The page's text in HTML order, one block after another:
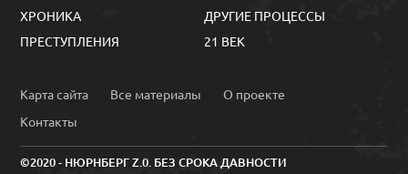
ХРОНИКА
ПРЕСТУПЛЕНИЯ
ДРУГИЕ ПРОЦЕССЫ
21 ВЕК
Карта сайта Все материалы
О проекте
Контакты
©2020 - НЮРНБЕРГ Z.0. БЕЗ СРОКА ДАВНОСТИ